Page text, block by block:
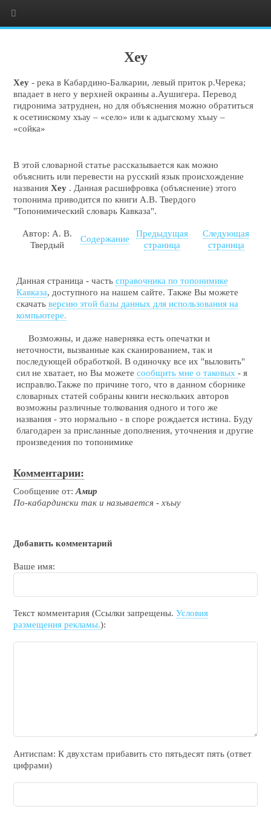
Хеу
Хеу- река в Кабардино-Балкарии, левый приток р.Черека;
впадает в него у верхней окраины а.Аушигера. Перевод
гидронима затруднен, но для объяснения можно обратиться
к осетинскому хъау – «село» или к адыгскому хъыу –
«сойка»
В этой словарной статье рассказывается как можно
объяснить или перевести на русский язык происхождение
названияХеу . Данная расшифровка (объяснение) этого
топонима приводится по книги А.В. Твердого
"Топонимический словарь Кавказа".
Автор: А. В.
Твердый
Содержание
Предыдущая
страница
Следующая
страница
Данная страница - частьсправочника по топонимике
Кавказа, доступного на нашем сайте. Также Вы можете
скачатьверсию этой базы данных для использования на
компьютере.
Возможны, и даже наверняка есть опечатки и
неточности, вызванные как сканированием, так и
последующей обработкой. В одиночку все их "выловить"
сил не хватает, но Вы можетесообщить мне о таковых- я
исправлю.Также по причине того, что в данном сборнике
словарных статей собраны книги нескольких авторов
возможны различные толкования одного и того же
названия - это нормально - в споре рождается истина. Буду
благодарен за присланные дополнения, уточнения и другие
произведения по топонимике
Комментарии:
Сообщение от:Амир
По-кабардински так и называется - хъыу
Добавить комментарий
Ваше имя:
Текст комментария (Ссылки запрещены.Условия
размещения рекламы.):
Антиспам: К двухcтам прибавить cто пятьдecят пять (ответ
цифрами)